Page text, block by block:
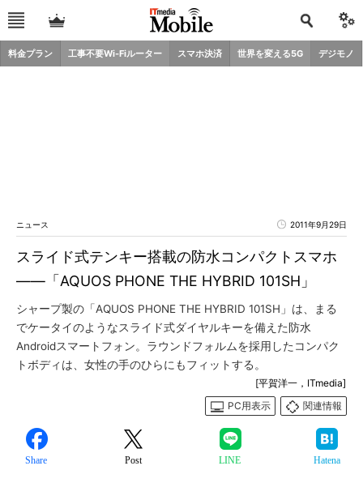
料金プラン 工事不要Wi-Fiルーター スマホ決済 世界を変える5G デジモノ
ニュース 2011年9月29日
スライド式テンキー搭載の防水コンパクトスマホ
――「AQUOS PHONE THE HYBRID 101SH」
シャープ製の「AQUOS PHONE THE HYBRID 101SH」は、まる
でケータイのようなスライド式ダイヤルキーを備えた防水
Androidスマートフォン。ラウンドフォルムを採用したコンパク
トボディは、女性の手のひらにもフィットする。
[平賀洋一，ITmedia]
PC用表示
関連情報
Share Post LINE Hatena